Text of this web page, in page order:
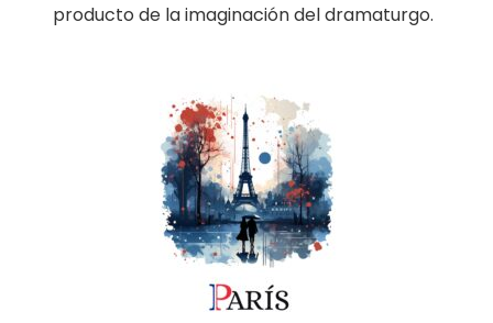
producto de la imaginación del dramaturgo.